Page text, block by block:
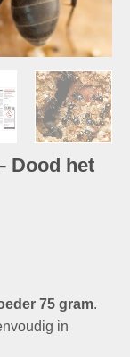
Dood het
75 gram.
in